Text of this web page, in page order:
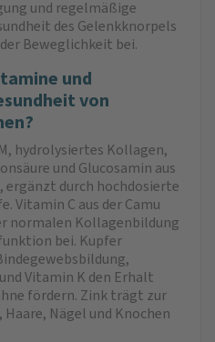
und regelmäßige
des Gelenkknorpels
Beweglichkeit bei.
und
von
hydrolysiertes Kollagen,
und Glucosamin aus
durch hochdosierte
Vitamin C aus der Camu
normalen Kollagenbildung
bei. Kupfer
Vitamin K den Erhalt
fördern. Zink trägt zur
Nägel und Knochen